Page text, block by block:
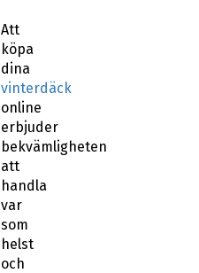
Att
köpa
dina
vinterdäck
online
erbjuder
bekvämligheten
att
handla
var
som
helst
och